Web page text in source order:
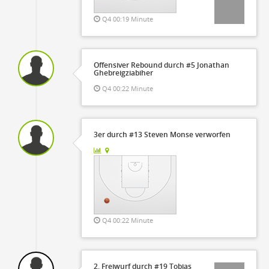
Q4 00:19 Minute
Offensiver Rebound durch #5 Jonathan
Ghebreigziabiher
Q4 00:22 Minute
3er durch #13 Steven Monse verworfen
Q4 00:22 Minute
2. Freiwurf durch #19 Tobias